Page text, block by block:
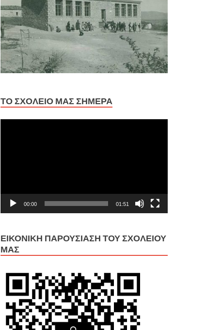
ΤΟ ΣΧΟΛΕΊΟ ΜΑΣ ΣΉΜΕΡΑ
00:00 01:51
ΕΙΚΟΝΙΚΉ ΠΑΡΟΥΣΊΑΣΗ ΤΟΥ ΣΧΟΛΕΊΟΥ
ΜΑΣ